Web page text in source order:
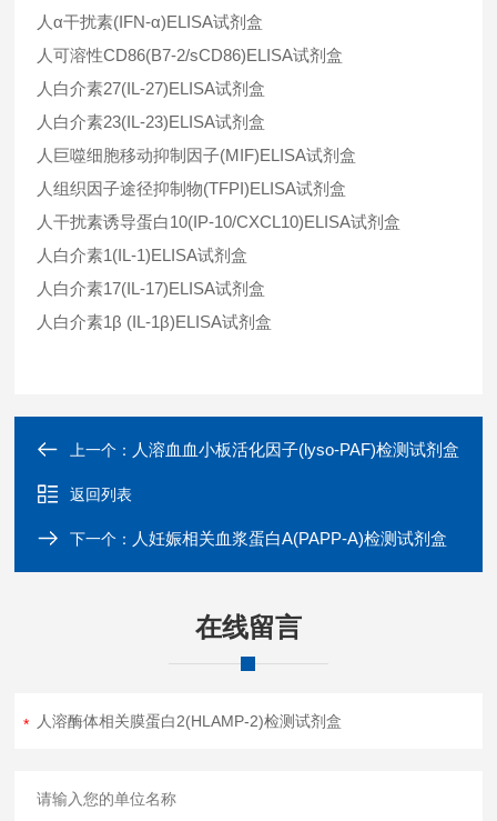
人α干扰素(IFN-α)ELISA试剂盒
人可溶性CD86(B7-2/sCD86)ELISA试剂盒
人白介素27(IL-27)ELISA试剂盒
人白介素23(IL-23)ELISA试剂盒
人巨噬细胞移动抑制因子(MIF)ELISA试剂盒
人组织因子途径抑制物(TFPI)ELISA试剂盒
人干扰素诱导蛋白10(IP-10/CXCL10)ELISA试剂盒
人白介素1(IL-1)ELISA试剂盒
人白介素17(IL-17)ELISA试剂盒
人白介素1β (IL-1β)ELISA试剂盒
上一个： 人溶血血小板活化因子(lyso-PAF)检测试剂盒
返回列表
下一个： 人妊娠相关血浆蛋白A(PAPP-A)检测试剂盒
在线留言